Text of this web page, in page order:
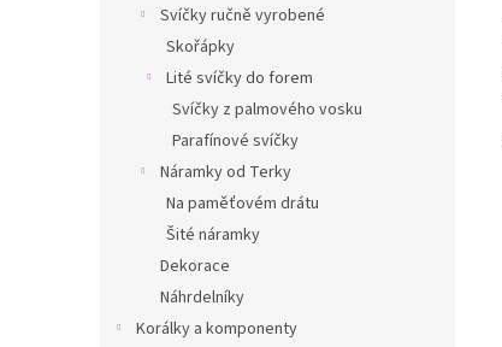
Svíčky ručně vyrobené
Skořápky
Lité svíčky do forem
Svíčky z palmového vosku
Parafínové svíčky
Náramky od Terky
Na paměťovém drátu
Šité náramky
Dekorace
Náhrdelníky
Korálky a komponenty